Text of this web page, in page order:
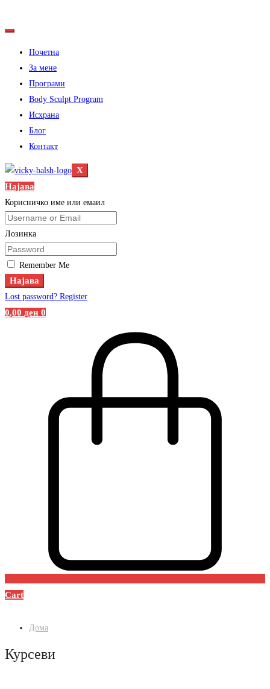
Почетна
За мене
Програми
Body Sculpt Program
Исхрана
Блог
Контакт
X
Најава
Корисничко име или емаил
Лозинка
Remember Me
Најава
Lost password? Register
0,00 ден 0
Cart
Дома
Курсеви